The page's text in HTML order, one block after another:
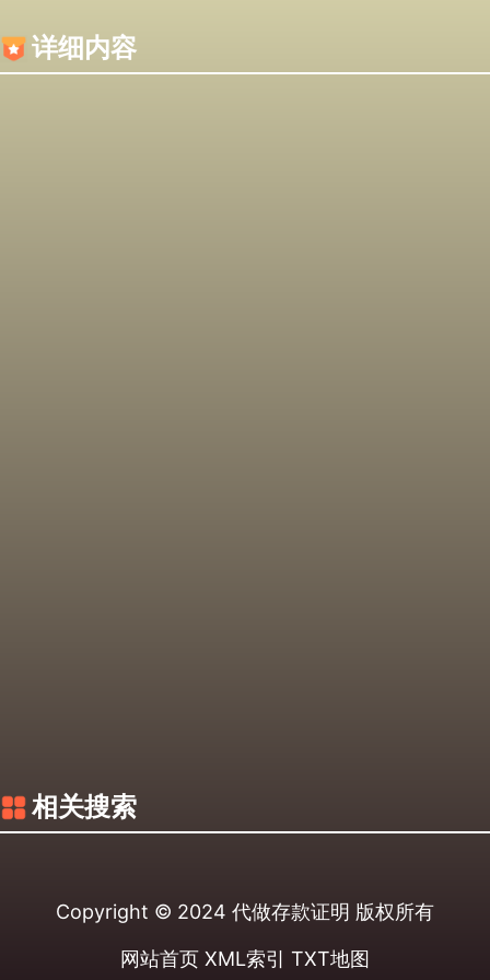
详细内容
相关搜索
Copyright © 2024 代做存款证明 版权所有
网站首页 XML索引 TXT地图